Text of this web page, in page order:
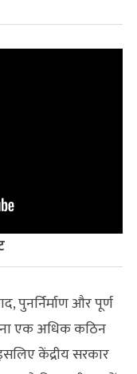
पुनर्निर्माण और पूर्ण
एक अधिक कठिन
केंद्रीय सरकार